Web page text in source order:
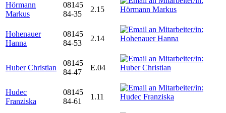
Hörmann
Markus
08145
84-35
2.15
Hohenauer
Hanna
08145
84-53
2.14
Huber Christian
08145
84-47
E.04
Hudec
Franziska
08145
84-61
1.11